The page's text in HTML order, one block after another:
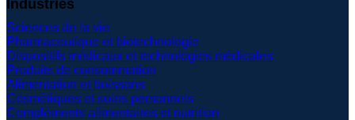
Industries
Sciences de la vie
Pharmaceutique et biotechnologie
Dispositifs médicaux et technologies médicales
Produits de consommation
Alimentation et boissons
Cosmétiques et soins personnels
Compléments alimentaires et nutrition